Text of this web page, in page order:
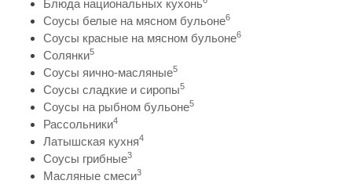
Блюда национальных кухонь
Соусы белые на мясном бульоне6
Соусы красные на мясном бульоне6
Солянки5
Соусы яично-масляные5
Соусы сладкие и сиропы5
Соусы на рыбном бульоне5
Рассольники4
Латышская кухня4
Соусы грибные3
Масляные смеси3